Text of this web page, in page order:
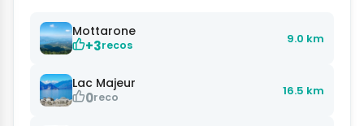
Mottarone
+3recos 9.0 km
Lac Majeur
0reco 16.5 km